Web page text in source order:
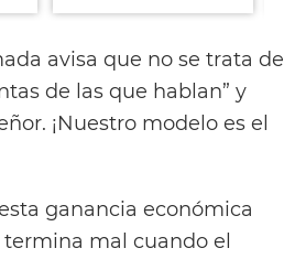
avisa que no se trata de
de las que hablan” y
¡Nuestro modelo es el
ganancia económica
mal cuando el